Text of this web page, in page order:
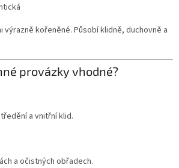
výrazně kořeněné. Působí klidně, duchovně a
provázky vhodné?
a vnitřní klid.
a očistných obřadech.